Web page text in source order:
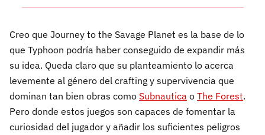
Creo que Journey to the Savage Planet es la base de lo
que Typhoon podría haber conseguido de expandir más
su idea. Queda claro que su planteamiento lo acerca
levemente al género del crafting y supervivencia que
dominan tan bien obras como Subnautica o The Forest.
Pero donde estos juegos son capaces de fomentar la
curiosidad del jugador y añadir los suficientes peligros